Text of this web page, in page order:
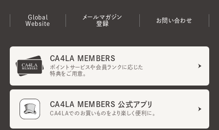
Global
Website
メールマガジン
登録
お問い合わせ
CA4LA MEMBERS
ポイントサービスや会員ランクに応じた
特典をご用意。
CA4LA MEMBERS 公式アプリ
CA4LAでのお買いものをより楽しく便利に。